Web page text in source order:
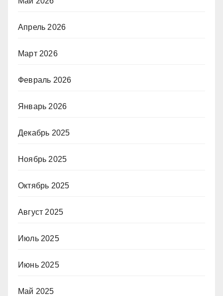
Апрель 2026
Март 2026
Февраль 2026
Январь 2026
Декабрь 2025
Ноябрь 2025
Октябрь 2025
Август 2025
Июль 2025
Июнь 2025
Май 2025